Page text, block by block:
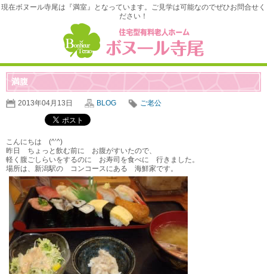
現在ボヌール寺尾は『満室』となっています。ご見学は可能なのでぜひお問合せく
ださい！
満腹
2013年04月13日 BLOG ご老公
こんにちは (^’^)
昨日 ちょっと飲む前に お腹がすいたので、
軽く腹ごしらいをするのに お寿司を食べに 行きました。
場所は、新潟駅の コンコースにある 海鮮家です。